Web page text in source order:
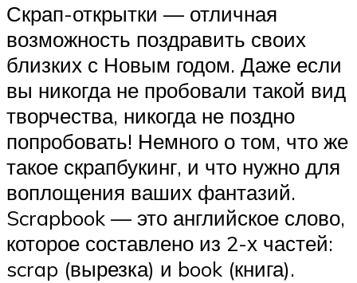
Скрап-открытки — отличная
возможность поздравить своих
близких с Новым годом. Даже если
вы никогда не пробовали такой вид
творчества, никогда не поздно
попробовать! Немного о том, что же
такое скрапбукинг, и что нужно для
воплощения ваших фантазий.
Scrapbook — это английское слово,
которое составлено из 2-х частей:
scrap (вырезка) и book (книга).